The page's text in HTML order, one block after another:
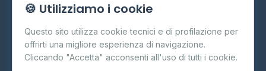
Cos'è il GPL
FAQ
Contatti
🍪 Utilizziamo i cookie
Questo sito utilizza cookie tecnici e di profilazione per
offrirti una migliore esperienza di navigazione.
Cliccando "Accetta" acconsenti all'uso di tutti i cookie.